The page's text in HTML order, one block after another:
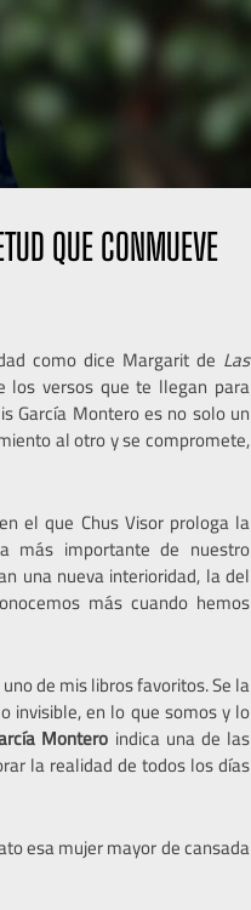
QUE CONMUEVE
como dice Margarit de Las
versos que te llegan para
García Montero es no solo un
al otro y se compromete,
el que Chus Visor prologa la
más importante de nuestro
una nueva interioridad, la del
más cuando hemos
de mis libros favoritos. Se la
invisible, en lo que somos y lo
Montero indica una de las
la realidad de todos los días
esa mujer mayor de cansada